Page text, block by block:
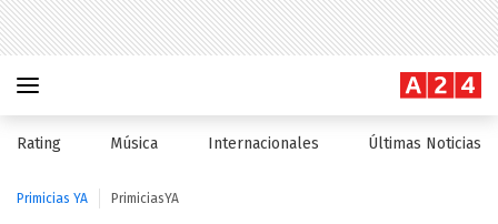
Rating Música Internacionales Últimas Noticias
Primicias YA PrimiciasYA